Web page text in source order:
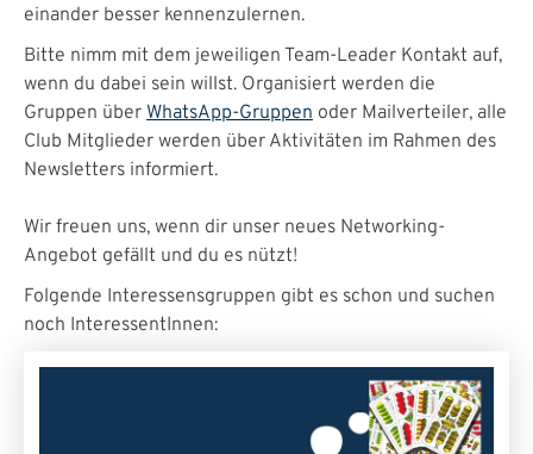
einander besser kennenzulernen.
Bitte nimm mit dem jeweiligen Team-Leader Kontakt auf,
wenn du dabei sein willst. Organisiert werden die
Gruppen über WhatsApp-Gruppen oder Mailverteiler, alle
Club Mitglieder werden über Aktivitäten im Rahmen des
Newsletters informiert.
Wir freuen uns, wenn dir unser neues Networking-
Angebot gefällt und du es nützt!
Folgende Interessensgruppen gibt es schon und suchen
noch InteressentInnen: